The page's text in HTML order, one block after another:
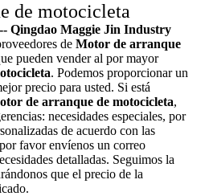
de motocicleta
Qingdao Maggie Jin Industry
de Motor de arranque
pueden vender al por mayor
. Podemos proporcionar un
precio para usted. Si está
de arranque de motocicleta,
necesidades especiales, por
de acuerdo con las
favor envíenos un correo
detalladas. Seguimos la
que el precio de la